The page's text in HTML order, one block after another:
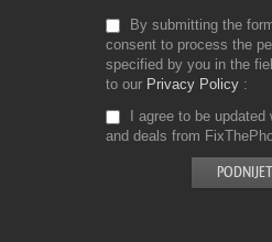
By submitting the
consent to process the
specified by you in the
to our Privacy Policy
I agree to be
and deals from